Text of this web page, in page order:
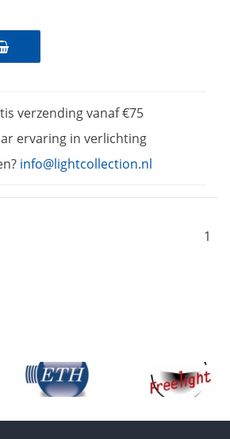
verzending vanaf €75
ervaring in verlichting
info@lightcollection.nl
1